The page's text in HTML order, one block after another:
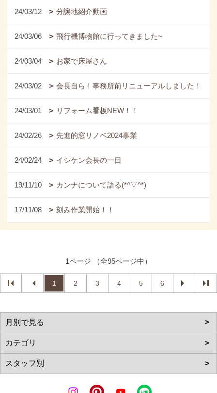
24/03/12 分譲地紹介動画
24/03/06 飛行機博物館に行ってきました~
24/03/04 お家で床屋さん
24/03/02 会長自ら！事務所前リニューアルしました！
24/03/01 リフォーム看板NEW！！
24/02/26 先進的窓リノベ2024事業
24/02/24 イシケン会長の一日
19/11/10 カンナについて語る(*^▽^*)
17/11/08 刻み作業開始！！
1ページ （全95ページ中）
1 2 3 4 5 6